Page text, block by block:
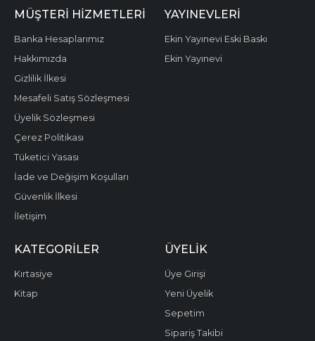
MÜŞTERI HIZMETLERI
Banka Hesaplarımız
Hakkımızda
Gizlilik İlkesi
Mesafeli Satış Sözleşmesi
Üyelik Sözleşmesi
Çerez Politikası
Tüketici Yasası
İade ve Değişim Koşulları
Güvenlik İlkesi
İletişim
YAYINEVLERI
Ekin Yayınevi Eski Baskı
Ekin Yayınevi
KATEGORILER
Kırtasiye
Kitap
ÜYELIK
Üye Girişi
Yeni Üyelik
Sepetim
Sipariş Takibi